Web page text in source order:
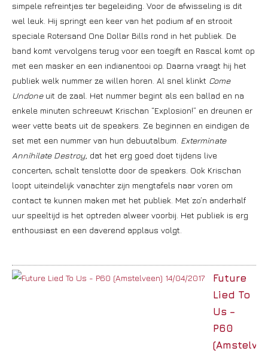
simpele refreintjes ter begeleiding. Voor de afwisseling is dit
wel leuk. Hij springt een keer van het podium af en strooit
speciale Rotersand One Dollar Bills rond in het publiek. De
band komt vervolgens terug voor een toegift en Rascal komt op
met een masker en een indianentooi op. Daarna vraagt hij het
publiek welk nummer ze willen horen. Al snel klinkt Come
Undone uit de zaal. Het nummer begint als een ballad en na
enkele minuten schreeuwt Krischan “Explosion!” en dreunen er
weer vette beats uit de speakers. Ze beginnen en eindigen de
set met een nummer van hun debuutalbum. Exterminate
Annihilate Destroy, dat het erg goed doet tijdens live
concerten, schalt tenslotte door de speakers. Ook Krischan
loopt uiteindelijk vanachter zijn mengtafels naar voren om
contact te kunnen maken met het publiek. Met zo’n anderhalf
uur speeltijd is het optreden alweer voorbij. Het publiek is erg
enthousiast en een daverend applaus volgt.
Future
Lied To
Us –
P60